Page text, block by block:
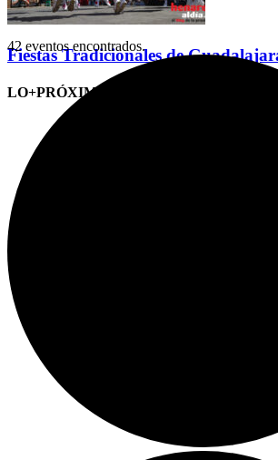
Fiestas Tradicionales de
LO+PRÓXIMO (CITAS)
42 eventos encontrados.